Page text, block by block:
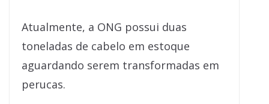
Atualmente, a ONG possui duas
toneladas de cabelo em estoque
aguardando serem transformadas em
perucas.